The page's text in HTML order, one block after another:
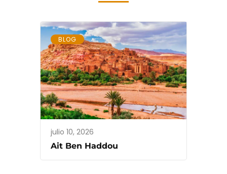
BLOG
julio 10, 2026
Ait Ben Haddou